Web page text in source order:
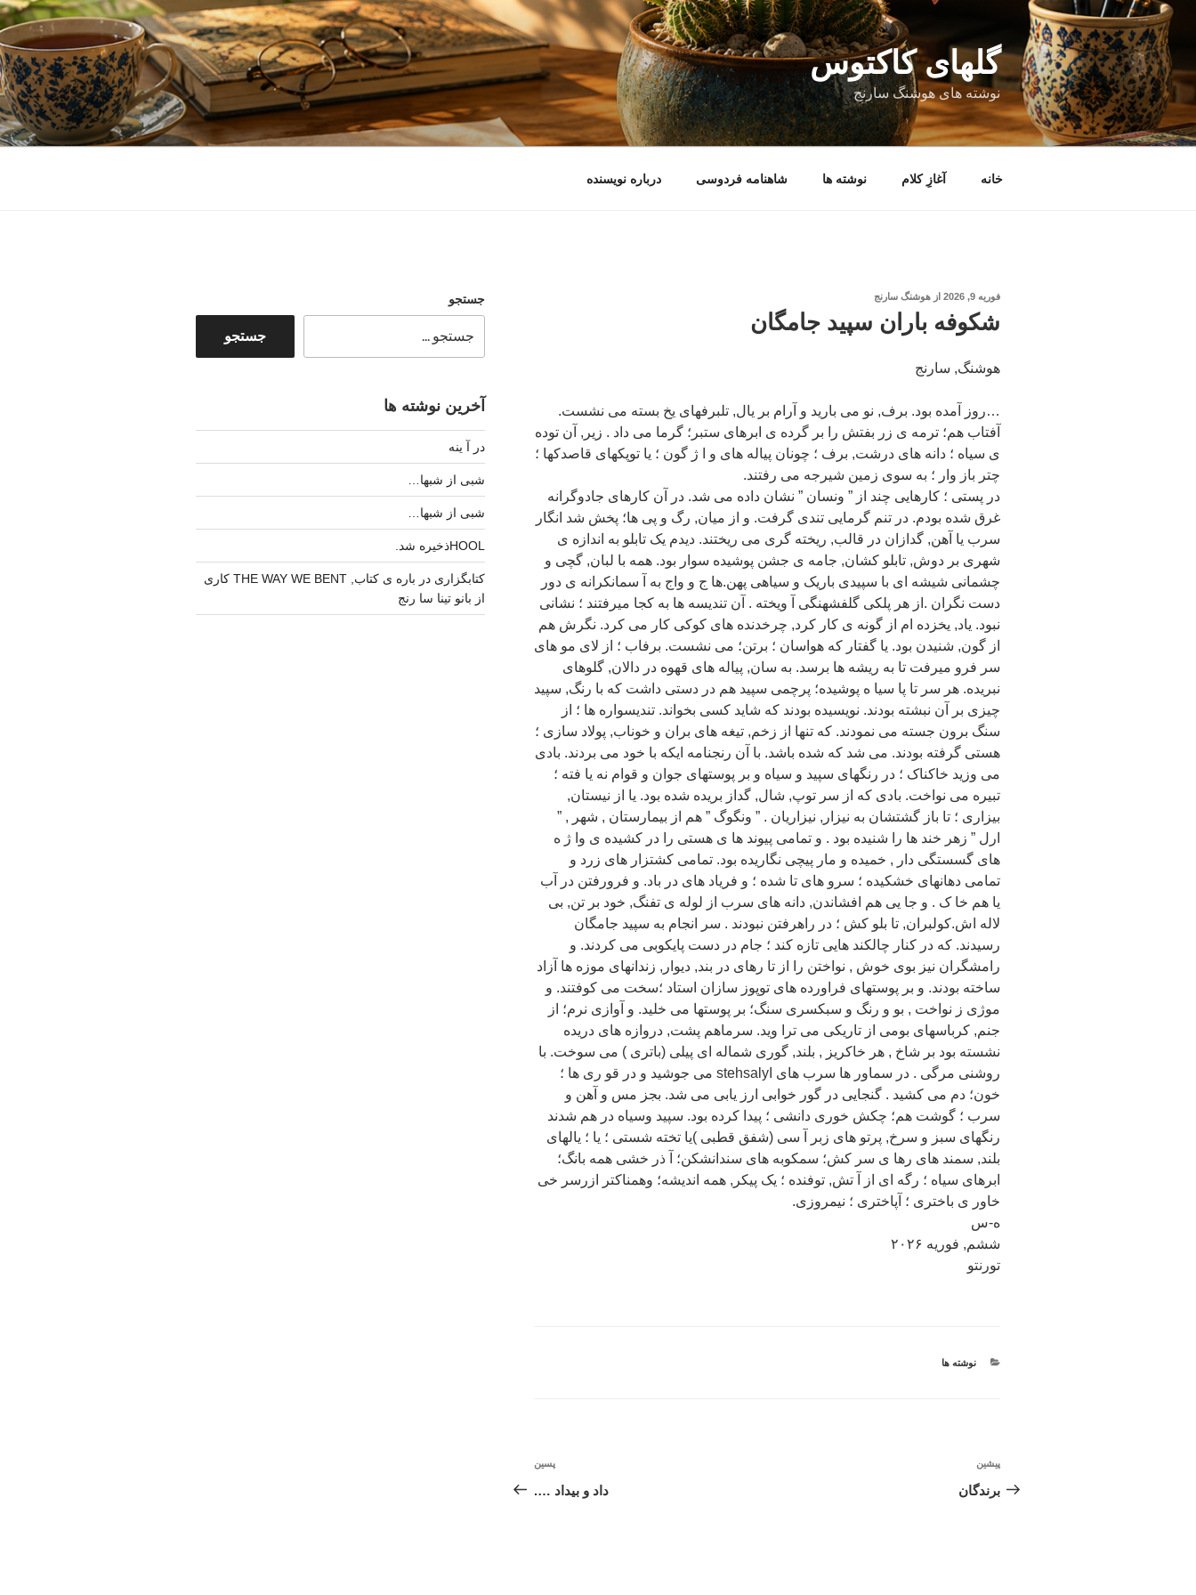
رفتن
محتوا
گلهای کاکتوس
نوشته های هوشنگ سارنج
خانه آغازِ کلام نوشته ها شاهنامه فردوسی درباره نویسنده
نوشته‌شده
فوریه 9, 2026 از هوشنگ سارنج
شکوفه باران سپید جامگان
هوشنگ, سارنج
…روز آمده بود. برف, نو می بارید و آرام بر یال, تلبرفهای یخ بسته می نشست.
آفتاب هم؛ ترمه ی زر بفتش را بر گرده ی ابرهای ستبر؛ گرما می داد . زیر, آن توده
ی سیاه ؛ دانه های درشت, برف ؛ چونان پیاله های و ا ژ گون ؛ یا توپکهای قاصدکها ؛
چتر باز وار ؛ به سوی زمین شیرجه می رفتند.
در پستی ؛ کارهایی چند از ” ونسان ” نشان داده می شد. در آن کارهای جادوگرانه
غرق شده بودم. در تنم گرمایی تندی گرفت. و از میان, رگ و پی ها؛ پخش شد انگار
سرب یا آهن, گدازان در قالب, ریخته گری می ریختند. دیدم یک تابلو به اندازه ی
شهری بر دوش, تابلو کشان, جامه ی جشن پوشیده سوار بود. همه با لبان, گچی و
چشمانی شیشه ای با سپیدی باریک و سیاهی پهن.ها ج و واج به آ سمانکرانه ی دور
دست نگران .از هر پلکی گلفشهنگی آ ویخته . آن تندیسه ها به کجا میرفتند ؛ نشانی
نبود. یاد, یخزده ام از گونه ی کار کرد, چرخدنده های کوکی کار می کرد. نگرش هم
از گون, شنیدن بود. یا گفتار که هواسان ؛ برتن؛ می نشست. برفاب ؛ از لای مو های
سر فرو میرفت تا به ریشه ها برسد. به سان, پیاله های قهوه در دالان, گلوهای
نبریده. هر سر تا پا سیا ه پوشیده؛ پرچمی سپید هم در دستی داشت که با رنگ, سپید
چیزی بر آن نبشته بودند. نویسیده بودند که شاید کسی بخواند. تندیسواره ها ؛ از
سنگ برون جسته می نمودند. که تنها از زخم, تیغه های بران و خوناب, پولاد سازی ؛
هستی گرفته بودند. می شد که شده باشد. با آن رنجنامه ایکه با خود می بردند. بادی
می وزید خاکناک ؛ در رنگهای سپید و سیاه و بر پوستهای جوان و قوام نه یا فته ؛
تبیره می نواخت. بادی که از سر توپ, شال, گداز بریده شده بود. یا از نیستان,
بیزاری ؛ تا باز گشتشان به نیزار, نیزاریان . ” ونگوگ ” هم از بیمارستان , شهر , ”
ارل ” زهر خند ها را شنیده بود . و تمامی پیوند ها ی هستی را در کشیده ی وا ژ ه
های گسستگی دار , خمیده و مار پیچی نگاریده بود. تمامی کشتزار های زرد و
تمامی دهانهای خشکیده ؛ سرو های تا شده ؛ و فریاد های در باد. و فرورفتن در آب
یا هم خا ک . و جا یی هم افشاندن, دانه های سرب از لوله ی تفنگ, خود بر تن, بی
لاله اش.کولبران, تا بلو کش ؛ در راهرفتن نبودند . سر انجام به سپید جامگان
رسیدند. که در کنار چالکند هایی تازه کند ؛ جام در دست پایکوبی می کردند. و
رامشگران نیز بوی خوش , نواختن را از تا رهای در بند, دیوار, زندانهای موزه ها آزاد
ساخته بودند. و بر پوستهای فراورده های توپوز سازان استاد ؛سخت می کوفتند. و
موژی ز نواخت , بو و رنگ و سبکسری سنگ؛ بر پوستها می خلید. و آوازی نرم؛ از
جنم, کرباسهای بومی از تاریکی می ترا وید. سرماهم پشت, دروازه های دریده
نشسته بود بر شاخ , هر خاکریز , بلند, گوری شماله ای پیلی (باتری ) می سوخت. با
روشنی مرگی . در سماور ها سرب های اstehsaly می جوشید و در قو ری ها ؛
خون؛ دم می کشید . گنجایی در گور خوابی ارز یابی می شد. بجز مس و آهن و
سرب ؛ گوشت هم؛ چکش خوری دانشی ؛ پیدا کرده بود. سپید وسیاه در هم شدند
رنگهای سبز و سرخ, پرتو های زبر آ سی (شفق قطبی )یا تخته شستی ؛ یا ؛ یالهای
بلند, سمند های رها ی سر کش؛ سمکوبه های سندانشکن؛ آ ذر خشی همه بانگ؛
ابرهای سیاه ؛ رگه ای از آ تش, توفنده ؛ یک پیکر, همه اندیشه؛ وهمناکتر ازرسر خی
خاور ی باختری ؛ آپاختری ؛ نیمروزی.
ه-س
ششم, فوریه ۲۰۲۶
تورنتو
دسته‌ها
نوشته ها
راهبری
نوشته
نوشته
قبلی
پیشین
برندگان
نوشته‌ٔ
بعدی
پسین
داد و بیداد ….
جستجو
جستجو
آخرین نوشته ها
در آ ینه
شبی از شبها…
شبی از شبها…
HOOLذخیره شد.
کتابگزاری در باره ی کتاب, THE WAY WE BENT کاری
از بانو تینا سا رنج